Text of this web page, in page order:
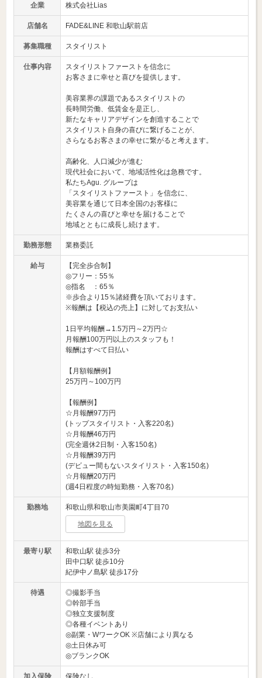
企業 株式会社Lias
店舗名 FADE&LINE 和歌山駅前店
募集職種 スタイリスト
仕事内容
スタイリストファーストを信念に
お客さまに幸せと喜びを提供します。
美容業界の課題であるスタイリストの
長時間労働、低賃金を是正し、
新たなキャリアデザインを創造することで
スタイリスト自身の喜びに繋げることが、
さらなるお客さまの幸せに繋がると考えます。
高齢化、人口減少が進む
現代社会において、地域活性化は急務です。
私たちAgu. グループは
「スタイリストファースト」を信念に、
美容業を通じて日本全国のお客様に
たくさんの喜びと幸せを届けることで
地域とともに成長し続けます。
勤務形態 業務委託
給与
【完全歩合制】
◎フリー：55％
◎指名 ：65％
※歩合より15％諸経費を頂いております。
※報酬は【税込の売上】に対してお支払い
1日平均報酬→1.5万円～2万円☆
月報酬100万円以上のスタッフも！
報酬はすべて日払い
【月額報酬例】
25万円～100万円
【報酬例】
☆月報酬97万円
(トップスタイリスト・入客220名)
☆月報酬46万円
(完全週休2日制・入客150名)
☆月報酬39万円
(デビュー間もないスタイリスト・入客150名)
☆月報酬20万円
(週4日程度の時短勤務・入客70名)
勤務地 和歌山県和歌山市美園町4丁目70
地図を見る
最寄り駅
和歌山駅 徒歩3分
田中口駅 徒歩10分
紀伊中ノ島駅 徒歩17分
待遇
◎撮影手当
◎幹部手当
◎独立支援制度
◎各種イベントあり
◎副業・WワークOK ※店舗により異なる
◎土日休み可
◎ブランクOK
加入保険 保険なし